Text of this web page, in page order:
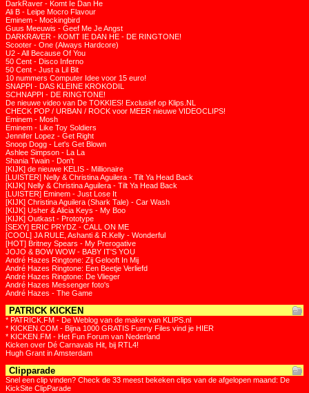
DarkRaver - Komt Ie Dan He
Ali B - Leipe Mocro Flavour
Eminem - Mockingbird
Guus Meeuwis - Geef Me Je Angst
DARKRAVER - KOMT IE DAN HE - DE RINGTONE!
Scooter - One (Always Hardcore)
U2 - All Because Of You
50 Cent - Disco Inferno
50 Cent - Just a Lil Bit
10 nummers Computer Idee voor 15 euro!
SNAPPI - DAS KLEINE KROKODIL
SCHNAPPI - DE RINGTONE!
De nieuwe video van De TOKKIES! Exclusief op Klips.NL
CHECK POP / URBAN / ROCK voor MEER nieuwe VIDEOCLIPS!
Eminem - Mosh
Eminem - Like Toy Soldiers
Jennifer Lopez - Get Right
Snoop Dogg - Let's Get Blown
Ashlee Simpson - La La
Shania Twain - Don't
[KIJK] de nieuwe KELIS - Millionaire
[LUISTER] Nelly & Christina Aguilera - Tilt Ya Head Back
[KIJK] Nelly & Christina Aguilera - Tilt Ya Head Back
[LUISTER] Eminem - Just Lose It
[KIJK] Christina Aguilera (Shark Tale) - Car Wash
[KIJK] Usher & Alicia Keys - My Boo
[KIJK] Outkast - Prototype
[SEXY] ERIC PRYDZ - CALL ON ME
[COOL] JA RULE, Ashanti & R.Kelly - Wonderful
[HOT] Britney Spears - My Prerogative
JOJO & BOW WOW - BABY IT'S YOU
André Hazes Ringtone: Zij Gelooft In Mij
André Hazes Ringtone: Een Beetje Verliefd
André Hazes Ringtone: De Vlieger
André Hazes Messenger foto's
André Hazes - The Game
PATRICK KICKEN
* PATRICK.FM - De Weblog van de maker van KLIPS.nl
* KICKEN.COM - Bijna 1000 GRATIS Funny Files vind je HIER
* KICKEN.FM - Het Fun Forum van Nederland
Kicken over Dé Carnavals Hit, bij RTL4!
Hugh Grant in Amsterdam
Clipparade
Snel een clip vinden? Check de 33 meest bekeken clips van de afgelopen maand: De
KickSite ClipParade